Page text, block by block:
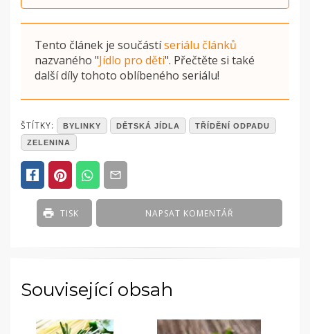
Tento článek je součástíseriálu článků
nazvaného "Jídlo pro děti". Přečtěte si také
další díly tohoto oblíbeného seriálu!
POSTED
IN
ČLÁNKY
ŠTÍTKY: BYLINKY DĚTSKÁ JÍDLA
TŘÍDĚNÍ ODPADU
ZELENINA
NAPSAT KOMENTÁŘ
TISK
Související obsah